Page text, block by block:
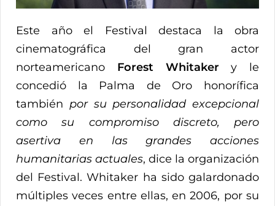
Este año el Festival destaca la obra
cinematográfica del gran actor
norteamericano Forest Whitaker y le
concedió la Palma de Oro honorífica
también por su personalidad excepcional
como su compromiso discreto, pero
asertiva en las grandes acciones
humanitarias actuales, dice la organización
del Festival. Whitaker ha sido galardonado
múltiples veces entre ellas, en 2006, por su